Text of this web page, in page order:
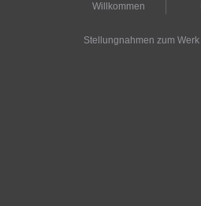
Willkommen
Stellungnahmen zum Werk